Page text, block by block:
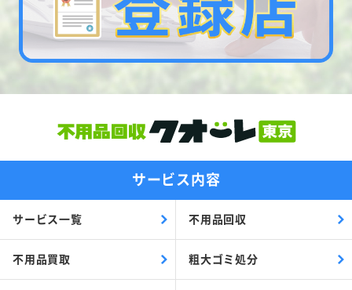
サービス内容
サービス一覧 不用品回収
不用品買取 粗大ゴミ処分